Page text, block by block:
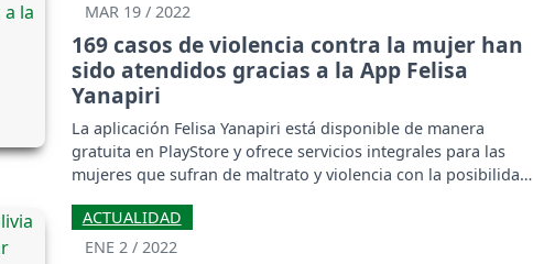
MAR 19 / 2022
169 casos de violencia contra la mujer han
sido atendidos gracias a la App Felisa
Yanapiri
La aplicación Felisa Yanapiri está disponible de manera
gratuita en PlayStore y ofrece servicios integrales para las
mujeres que sufran de maltrato y violencia con la posibilidad
ACTUALIDAD
ENE 2 / 2022